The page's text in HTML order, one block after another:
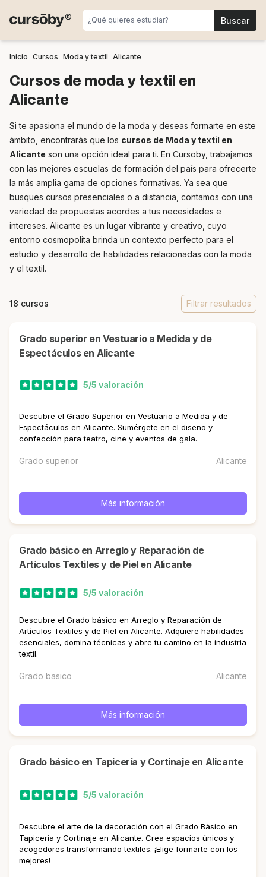
Inicio Cursos Moda y textil Alicante
Cursos de moda y textil en
Alicante
Si te apasiona el mundo de la moda y deseas formarte en este
ámbito, encontrarás que los cursos de Moda y textil en
Alicante son una opción ideal para ti. En Cursoby, trabajamos
con las mejores escuelas de formación del país para ofrecerte
la más amplia gama de opciones formativas. Ya sea que
busques cursos presenciales o a distancia, contamos con una
variedad de propuestas acordes a tus necesidades e
intereses. Alicante es un lugar vibrante y creativo, cuyo
entorno cosmopolita brinda un contexto perfecto para el
estudio y desarrollo de habilidades relacionadas con la moda
y el textil.
18 cursos Filtrar resultados
Grado superior en Vestuario a Medida y de
Espectáculos en Alicante
5/5 valoración
Descubre el Grado Superior en Vestuario a Medida y de
Espectáculos en Alicante. Sumérgete en el diseño y
confección para teatro, cine y eventos de gala.
Grado superior Alicante
Más información
Grado básico en Arreglo y Reparación de
Artículos Textiles y de Piel en Alicante
5/5 valoración
Descubre el Grado básico en Arreglo y Reparación de
Artículos Textiles y de Piel en Alicante. Adquiere habilidades
esenciales, domina técnicas y abre tu camino en la industria
textil.
Grado basico Alicante
Más información
Grado básico en Tapicería y Cortinaje en Alicante
5/5 valoración
Descubre el arte de la decoración con el Grado Básico en
Tapicería y Cortinaje en Alicante. Crea espacios únicos y
acogedores transformando textiles. ¡Elige formarte con los
mejores!